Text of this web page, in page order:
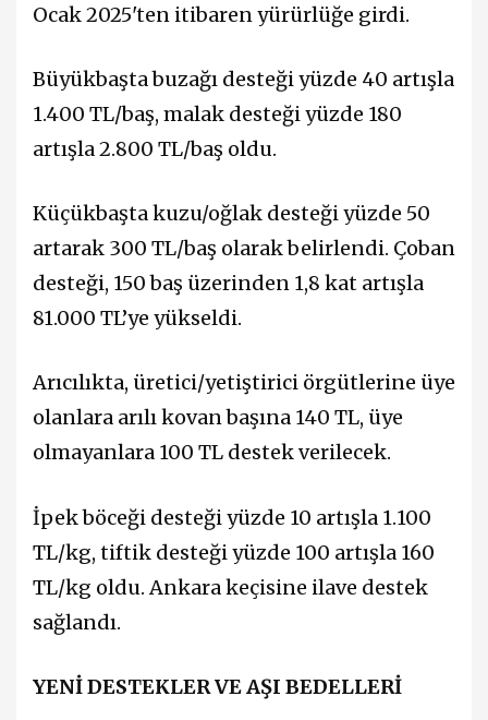
Ocak 2025'ten itibaren yürürlüğe girdi.
Büyükbaşta buzağı desteği yüzde 40 artışla
1.400 TL/baş, malak desteği yüzde 180
artışla 2.800 TL/baş oldu.
Küçükbaşta kuzu/oğlak desteği yüzde 50
artarak 300 TL/baş olarak belirlendi. Çoban
desteği, 150 baş üzerinden 1,8 kat artışla
81.000 TL’ye yükseldi.
Arıcılıkta, üretici/yetiştirici örgütlerine üye
olanlara arılı kovan başına 140 TL, üye
olmayanlara 100 TL destek verilecek.
İpek böceği desteği yüzde 10 artışla 1.100
TL/kg, tiftik desteği yüzde 100 artışla 160
TL/kg oldu. Ankara keçisine ilave destek
sağlandı.
YENİ DESTEKLER VE AŞI BEDELLERİ